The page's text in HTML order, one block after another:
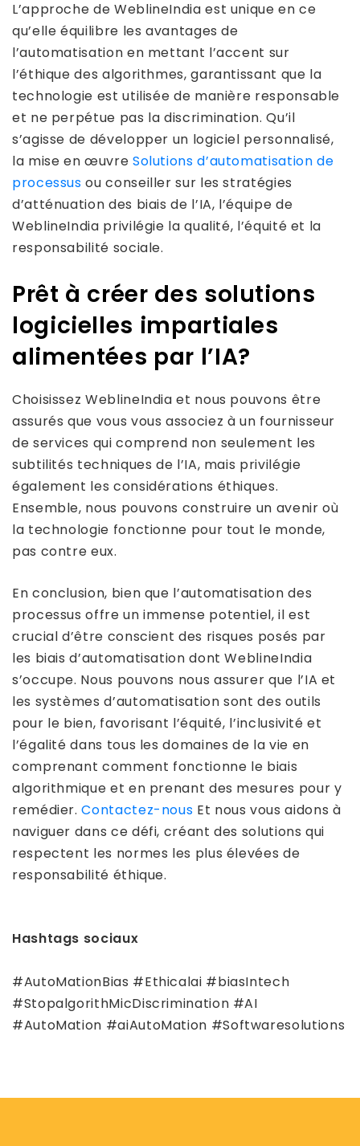
L’approche de WeblineIndia est unique en ce
qu’elle équilibre les avantages de
l’automatisation en mettant l’accent sur
l’éthique des algorithmes, garantissant que la
technologie est utilisée de manière responsable
et ne perpétue pas la discrimination. Qu’il
s’agisse de développer un logiciel personnalisé,
la mise en œuvre Solutions d’automatisation de
processus ou conseiller sur les stratégies
d’atténuation des biais de l’IA, l’équipe de
WeblineIndia privilégie la qualité, l’équité et la
responsabilité sociale.
Prêt à créer des solutions
logicielles impartiales
alimentées par l’IA?
Choisissez WeblineIndia et nous pouvons être
assurés que vous vous associez à un fournisseur
de services qui comprend non seulement les
subtilités techniques de l’IA, mais privilégie
également les considérations éthiques.
Ensemble, nous pouvons construire un avenir où
la technologie fonctionne pour tout le monde,
pas contre eux.
En conclusion, bien que l’automatisation des
processus offre un immense potentiel, il est
crucial d’être conscient des risques posés par
les biais d’automatisation dont WeblineIndia
s’occupe. Nous pouvons nous assurer que l’IA et
les systèmes d’automatisation sont des outils
pour le bien, favorisant l’équité, l’inclusivité et
l’égalité dans tous les domaines de la vie en
comprenant comment fonctionne le biais
algorithmique et en prenant des mesures pour y
remédier.Contactez-nous Et nous vous aidons à
naviguer dans ce défi, créant des solutions qui
respectent les normes les plus élevées de
responsabilité éthique.
Hashtags sociaux
#AutoMationBias #Ethicalai #biasIntech
#StopalgorithMicDiscrimination #AI ​​
#AutoMation #aiAutoMation #Softwaresolutions